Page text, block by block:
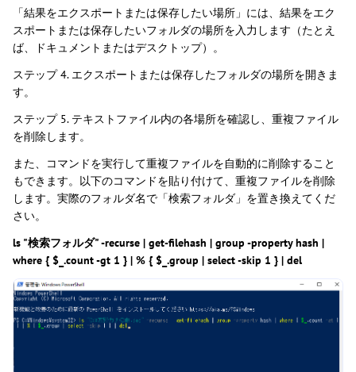
「結果をエクスポートまたは保存したい場所」には、結果をエク
スポートまたは保存したいフォルダの場所を入力します（たとえ
ば、ドキュメントまたはデスクトップ）。
ステップ 4. エクスポートまたは保存したフォルダの場所を開きま
す。
ステップ 5. テキストファイル内の各場所を確認し、重複ファイル
を削除します。
また、コマンドを実行して重複ファイルを自動的に削除すること
もできます。以下のコマンドを貼り付けて、重複ファイルを削除
します。実際のフォルダ名で「検索フォルダ」を置き換えてくだ
さい。
ls "検索フォルダ" -recurse | get-filehash | group -property hash |
where { $_.count -gt 1 } | % { $_.group | select -skip 1 } | del